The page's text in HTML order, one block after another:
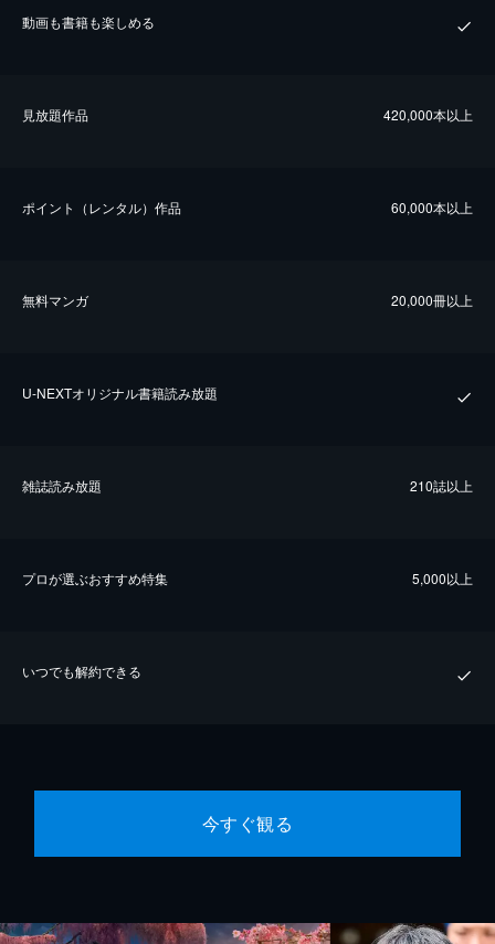
動画も書籍も楽しめる
⾒放題作品 420,000本以上
ポイント（レンタル）作品 60,000本以上
無料マンガ 20,000冊以上
U-NEXTオリジナル書籍読み放題
雑誌読み放題 210誌以上
プロが選ぶおすすめ特集 5,000以上
いつでも解約できる
今すぐ観る